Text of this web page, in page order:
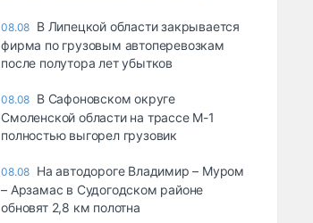
08.08 В Липецкой области закрывается
фирма по грузовым автоперевозкам
после полутора лет убытков
08.08 В Сафоновском округе
Смоленской области на трассе М-1
полностью выгорел грузовик
08.08 На автодороге Владимир – Муром
– Арзамас в Судогодском районе
обновят 2,8 км полотна